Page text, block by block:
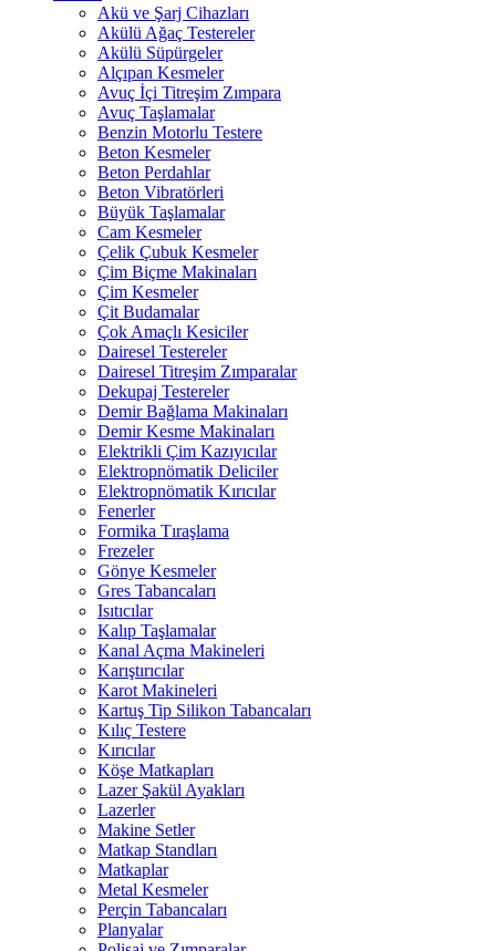
Akü ve Şarj Cihazları
Akülü Ağaç Testereler
Akülü Süpürgeler
Alçıpan Kesmeler
Avuç İçi Titreşim Zımpara
Avuç Taşlamalar
Benzin Motorlu Testere
Beton Kesmeler
Beton Perdahlar
Beton Vibratörleri
Büyük Taşlamalar
Cam Kesmeler
Çelik Çubuk Kesmeler
Çim Biçme Makinaları
Çim Kesmeler
Çit Budamalar
Çok Amaçlı Kesiciler
Dairesel Testereler
Dairesel Titreşim Zımparalar
Dekupaj Testereler
Demir Bağlama Makinaları
Demir Kesme Makinaları
Elektrikli Çim Kazıyıcılar
Elektropnömatik Deliciler
Elektropnömatik Kırıcılar
Fenerler
Formika Tıraşlama
Frezeler
Gönye Kesmeler
Gres Tabancaları
Isıtıcılar
Kalıp Taşlamalar
Kanal Açma Makineleri
Karıştırıcılar
Karot Makineleri
Kartuş Tip Silikon Tabancaları
Kılıç Testere
Kırıcılar
Köşe Matkapları
Lazer Şakül Ayakları
Lazerler
Makine Setler
Matkap Standları
Matkaplar
Metal Kesmeler
Perçin Tabancaları
Planyalar